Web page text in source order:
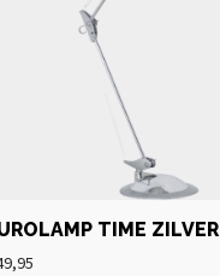
TIME ZILVER